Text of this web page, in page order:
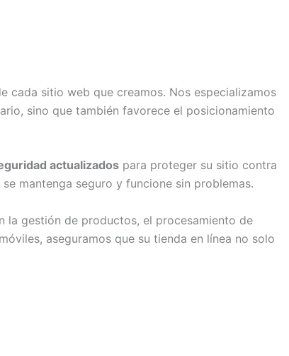
cada sitio web que creamos. Nos especializamos
sino que también favorece el posicionamiento
actualizados para proteger su sitio contra
mantenga seguro y funcione sin problemas.
la gestión de productos, el procesamiento de
aseguramos que su tienda en línea no solo